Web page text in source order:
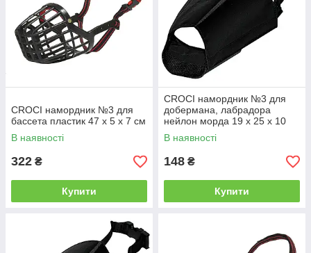
CROCI намордник №3 для
бассета пластик 47 х 5 х 7 см
В наявності
322 ₴
Купити
CROCI намордник №3 для
добермана, лабрадора
нейлон морда 19 х 25 х 10
см
В наявності
148 ₴
Купити